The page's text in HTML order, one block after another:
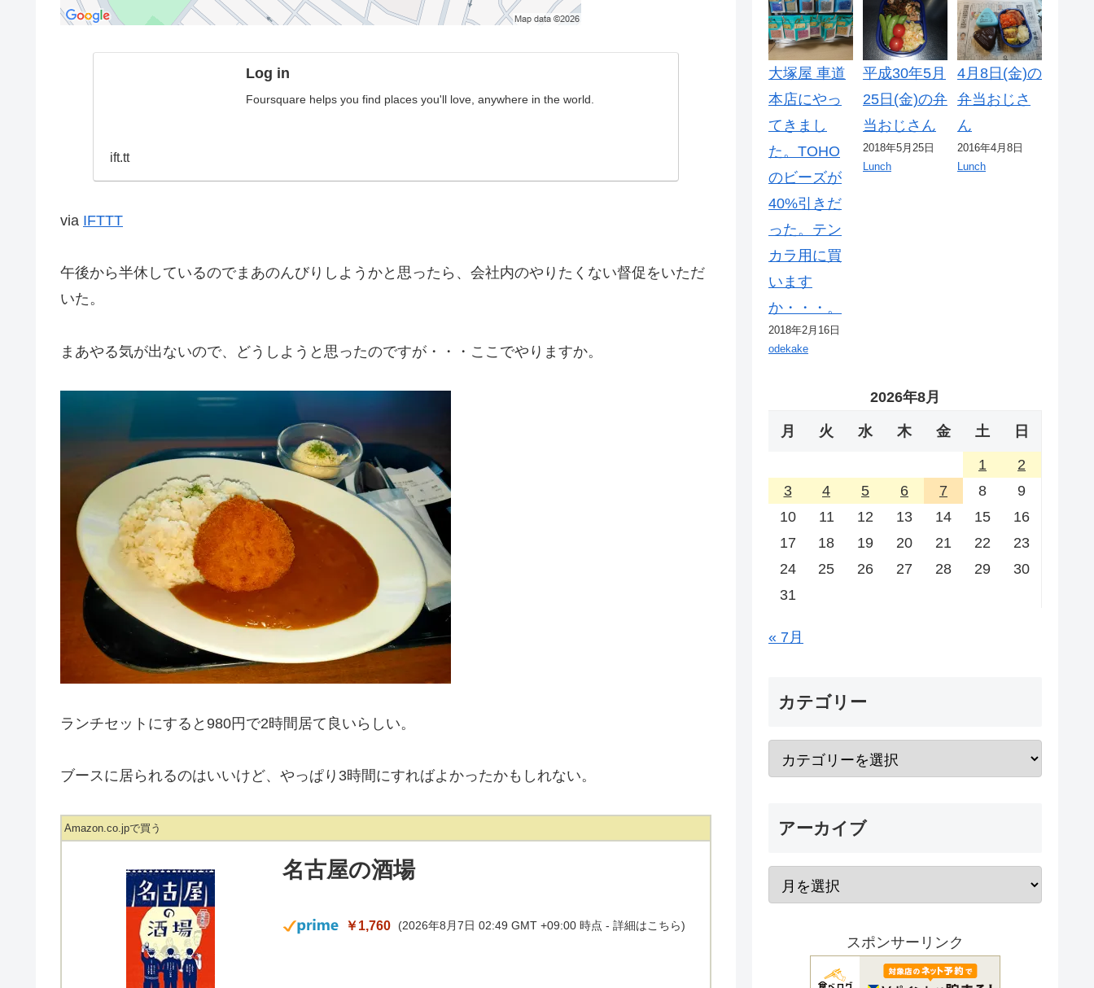
Log in
Foursquare helps you find places you'll love, anywhere in the world.
ift.tt
via IFTTT
午後から半休しているのでまあのんびりしようかと思ったら、会社内のやりたくない督促をいただ
いた。
まあやる気が出ないので、どうしようと思ったのですが・・・ここでやりますか。
ランチセットにすると980円で2時間居て良いらしい。
ブースに居られるのはいいけど、やっぱり3時間にすればよかったかもしれない。
Amazon.co.jpで買う
名古屋の酒場
￥1,760 (2026年8月7日 02:49 GMT +09:00 時点 - 詳細はこちら)
大塚屋 車道
本店にやっ
てきまし
た。TOHO
のビーズが
40%引きだ
った。テン
カラ用に買
います
か・・・。
2018年2月16日
odekake
平成30年5月
25日(金)の弁
当おじさん
2018年5月25日
Lunch
4月8日(金)の
弁当おじさ
ん
2016年4月8日
Lunch
2026年8月
月 火 水 木 金 土 日
1
2
3
4 5 6 7 8
9
10
11 12 13 14 15
16
17
18 19 20 21 22
23
24
25 26 27 28 29
30
31
« 7月
カテゴリー
アーカイブ
スポンサーリンク